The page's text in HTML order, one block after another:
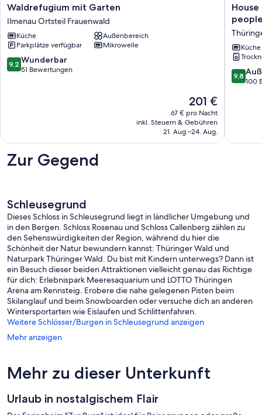
Waldrefugium
mit
Garten
Ilmenau
Ortsteil
Frauenwald
Waldrefugium mit Garten
Ilmenau Ortsteil Frauenwald
Küche
Außenbereich
Parkplätze verfügbar
Mikrowelle
9.2
von
9,2 Wunderbar
51 Bewertungen
Der
Preis
beträgt
201 €
201 €
67 € pro Nacht
inkl. Steuern & Gebühren
21. Aug.–24. Aug.
House
(ehem.
Gasthof)
suitable
for
up
to
24
Küche
9.8
von
9,8
100
Zur Gegend
Schleusegrund
Dieses Schloss in Schleusegrund liegt in ländlicher Umgebung und
in den Bergen. Schloss Rosenau und Schloss Callenberg zählen zu
den Sehenswürdigkeiten der Region, während du hier die
Schönheit der Natur bewundern kannst: Thüringer Wald und
Naturpark Thüringer Wald. Du bist mit Kindern unterwegs? Dann ist
ein Besuch dieser beiden Attraktionen vielleicht genau das Richtige
für dich: Erlebnispark Meeresaquarium und LOTTO Thüringen
Arena am Rennsteig. Erobere die nahe gelegenen Pisten beim
Skilanglauf und beim Snowboarden oder versuche dich an anderen
Wintersportarten wie Eislaufen und Schlittenfahren.
Weitere Schlösser/Burgen in Schleusegrund anzeigen
Mehr anzeigen
Mehr zu dieser Unterkunft
Urlaub in nostalgischem Flair